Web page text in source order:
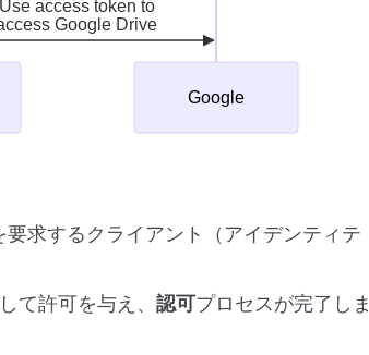
求するクライアント（アイデンティテ
て許可を与え、 認可プロセスが完了しま